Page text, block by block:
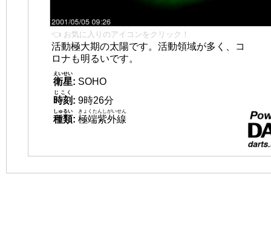
👈 お気に入りのアイコンをクリック！
活動極大期の太陽です。活動領域が多く、コ
ロナも明るいです。
衛星
えいせい
: SOHO
時刻
じこく
: 9時26分
種類
しゅるい
: 極端紫外線
きょくたんしがいせん